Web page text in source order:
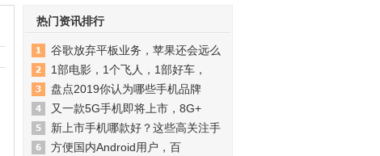
热门资讯排行
谷歌放弃平板业务，苹果还会远么
1部电影，1个飞人，1部好车，
盘点2019你认为哪些手机品牌
又一款5G手机即将上市，8G+
新上市手机哪款好？这些高关注手
方便国内Android用户，百